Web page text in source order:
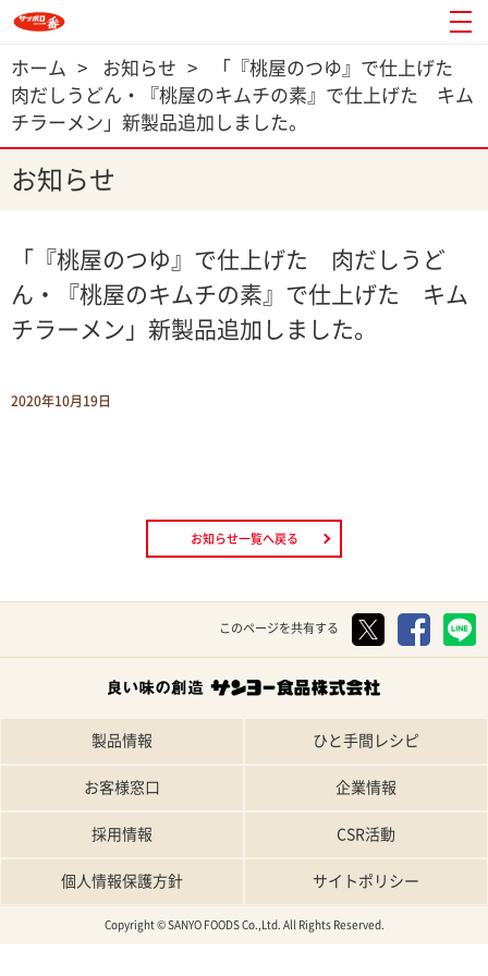
ホーム > お知らせ >
「『桃屋のつゆ』で仕上げた
肉だしうどん・『桃屋のキムチの素』で仕上げた キム
チラーメン」新製品追加しました。
お知らせ
「『桃屋のつゆ』で仕上げた 肉だしうど
ん・『桃屋のキムチの素』で仕上げた キム
チラーメン」新製品追加しました。
2020年10月19日
お知らせ一覧へ戻る
このページを共有する
製品情報 ひと手間レシピ
お客様窓口 企業情報
採用情報 CSR活動
個人情報保護方針 サイトポリシー
Copyright © SANYO FOODS Co.,Ltd. All Rights Reserved.